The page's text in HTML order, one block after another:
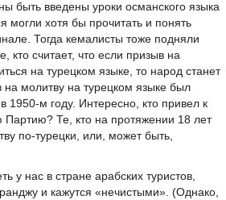
быть введены уроки османского языка
могли хотя бы прочитать и понять
Тогда кемалисты тоже подняли
кто считает, что если призыв на
на турецком языке, то народ станет
молитву на турецком языке был
1950-м году. Интересно, кто привел к
Партию? Те, кто на протяжении 18 лет
по-турецки, или, может быть,
у нас в стране арабских туристов,
и кажутся «нечистыми». (Однако,